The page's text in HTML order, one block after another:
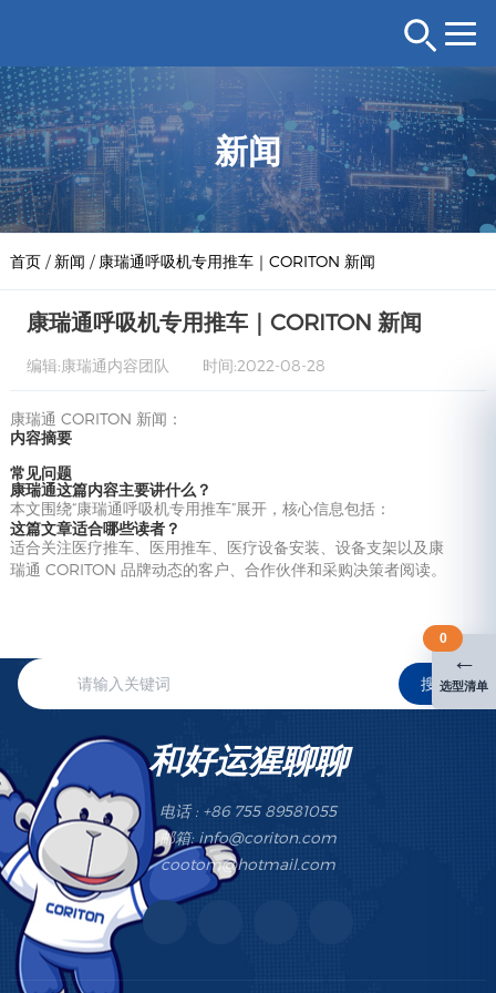
新闻
首页/ 新闻 / 康瑞通呼吸机专用推车｜CORITON 新闻
康瑞通呼吸机专用推车｜CORITON 新闻
编辑:康瑞通内容团队 时间:2022-08-28
康瑞通 CORITON 新闻：
内容摘要
常见问题
康瑞通这篇内容主要讲什么？
本文围绕“康瑞通呼吸机专用推车”展开，核心信息包括：
这篇文章适合哪些读者？
适合关注医疗推车、医用推车、医疗设备安装、设备支架以及康
瑞通 CORITON 品牌动态的客户、合作伙伴和采购决策者阅读。
搜索
和好运猩聊聊
电话 : +86 755 89581055
邮箱: info@coriton.com
cootom@hotmail.com
←
选型清单
0